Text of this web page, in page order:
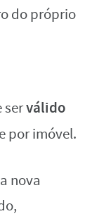
do próprio
serválido
por imóvel.
nova